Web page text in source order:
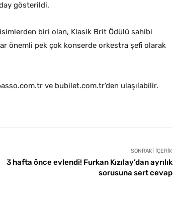
gösterildi.
biri olan, Klasik Brit Ödülü sahibi
önemli pek çok konserde orkestra şefi olarak
ve bubilet.com.tr’den ulaşılabilir.
SONRAKI İÇERIK
3 hafta önce evlendi! Furkan Kızılay’dan ayrılık
sorusuna sert cevap